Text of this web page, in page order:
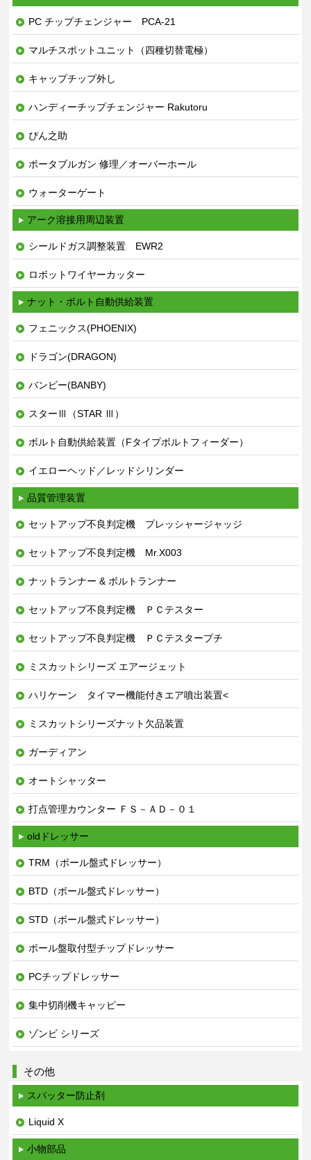
PC チップチェンジャー PCA-21
マルチスポットユニット（四種切替電極）
キャップチップ外し
ハンディーチップチェンジャー Rakutoru
ぴん之助
ポータブルガン 修理／オーバーホール
ウォーターゲート
アーク溶接用周辺装置
シールドガス調整装置 EWR2
ロボットワイヤーカッター
ナット・ボルト自動供給装置
フェニックス(PHOENIX)
ドラゴン(DRAGON)
バンビー(BANBY)
スターⅢ（STAR Ⅲ）
ボルト自動供給装置（Fタイプボルトフィーダー）
イエローヘッド／レッドシリンダー
品質管理装置
セットアップ不良判定機 プレッシャージャッジ
セットアップ不良判定機 Mr.X003
ナットランナー & ボルトランナー
セットアップ不良判定機 ＰＣテスター
セットアップ不良判定機 ＰＣテスタープチ
ミスカットシリーズ エアージェット
ハリケーン タイマー機能付きエア噴出装置<
ミスカットシリーズナット欠品装置
ガーディアン
オートシャッター
打点管理カウンター ＦＳ－ＡＤ－０１
oldドレッサー
TRM（ボール盤式ドレッサー）
BTD（ボール盤式ドレッサー）
STD（ボール盤式ドレッサー）
ボール盤取付型チップドレッサー
PCチップドレッサー
集中切削機キャッピー
ゾンビ シリーズ
その他
スパッター防止剤
Liquid X
小物部品